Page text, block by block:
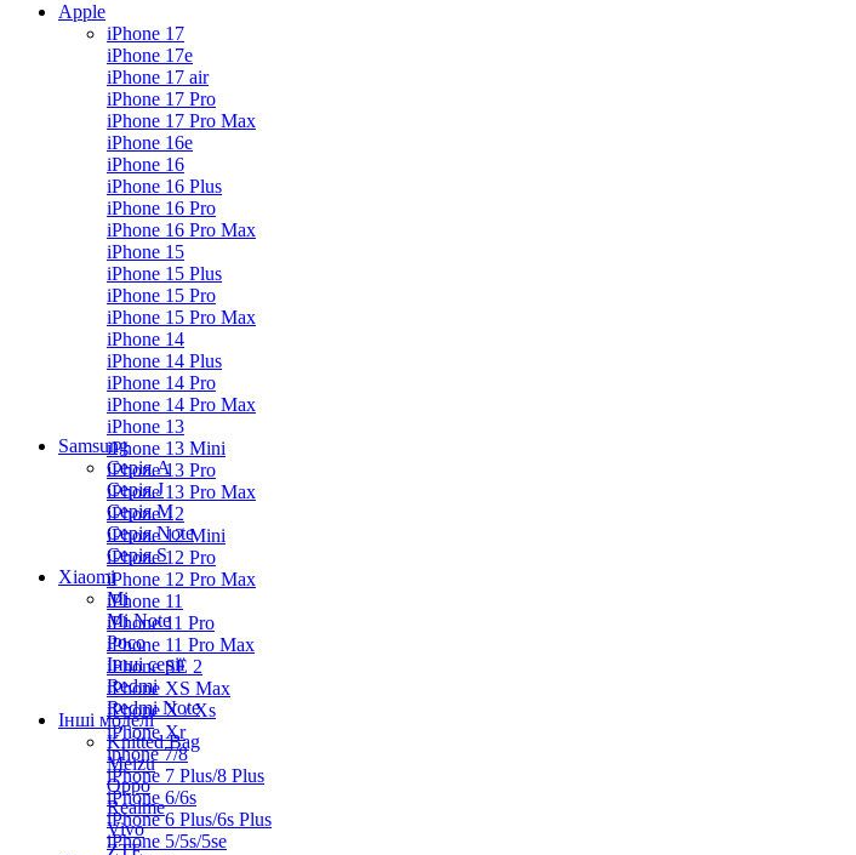
Apple
iPhone 17
iPhone 17e
iPhone 17 air
iPhone 17 Pro
iPhone 17 Pro Max
iPhone 16e
iPhone 16
iPhone 16 Plus
iPhone 16 Pro
iPhone 16 Pro Max
iPhone 15
iPhone 15 Plus
iPhone 15 Pro
iPhone 15 Pro Max
iPhone 14
iPhone 14 Plus
iPhone 14 Pro
iPhone 14 Pro Max
iPhone 13
iPhone 13 Mini
iPhone 13 Pro
iPhone 13 Pro Max
iPhone 12
iPhone 12 Mini
iPhone 12 Pro
iPhone 12 Pro Max
iPhone 11
iPhone 11 Pro
iPhone 11 Pro Max
iPhone SE 2
iPhone XS Max
iPhone X / Xs
iPhone Xr
iphone 7/8
iPhone 7 Plus/8 Plus
iPhone 6/6s
iPhone 6 Plus/6s Plus
iPhone 5/5s/5se
Samsung
Серія А
Серiя J
Серiя M
Серія Note
Серія S
Xiaomi
Mi
Mi Note
Poco
Інші серії
Redmi
Redmi Note
Інші моделі
Knitted Bag
Meizu
Oppo
Realme
Vivo
ZTE